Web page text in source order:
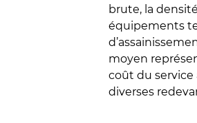
brute, la
équipements
moyen
coût du service
diverses